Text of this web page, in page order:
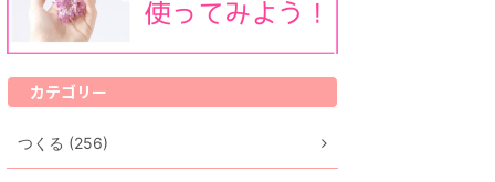
カテゴリー
つくる (256)